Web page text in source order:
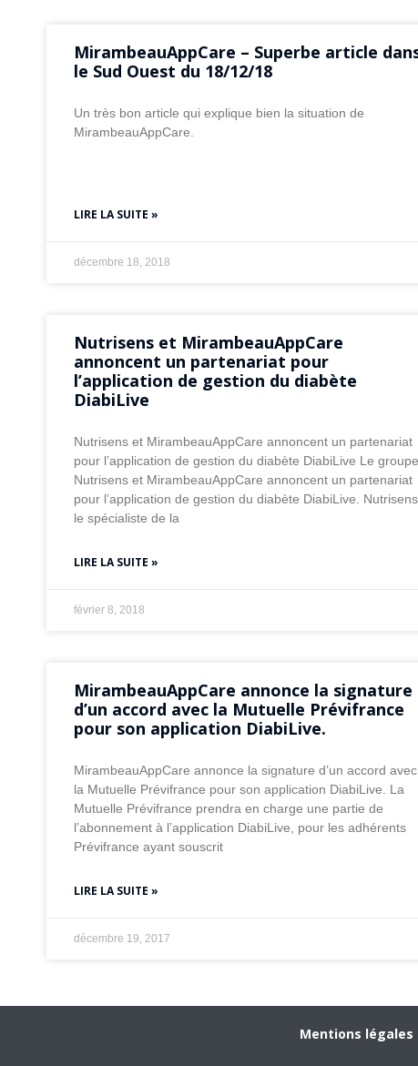
MirambeauAppCare – Superbe article
le Sud Ouest du 18/12/18
Un très bon article qui explique bien la situation de
MirambeauAppCare.
LIRE LA SUITE »
décembre 18, 2018
Nutrisens et MirambeauAppCare
annoncent un partenariat pour
l’application de gestion du diabète
DiabiLive
Nutrisens et MirambeauAppCare annoncent un partenariat
pour l’application de gestion du diabète DiabiLive Le groupe
Nutrisens et MirambeauAppCare annoncent un partenariat
pour l’application de gestion du diabète DiabiLive. Nutrisens
le spécialiste de la
LIRE LA SUITE »
février 8, 2018
MirambeauAppCare annonce la signature
d’un accord avec la Mutuelle Prévifrance
pour son application DiabiLive.
MirambeauAppCare annonce la signature d’un accord avec
la Mutuelle Prévifrance pour son application DiabiLive. La
Mutuelle Prévifrance prendra en charge une partie de
l’abonnement à l’application DiabiLive, pour les adhérents
Prévifrance ayant souscrit
LIRE LA SUITE »
décembre 19, 2017
Mentions